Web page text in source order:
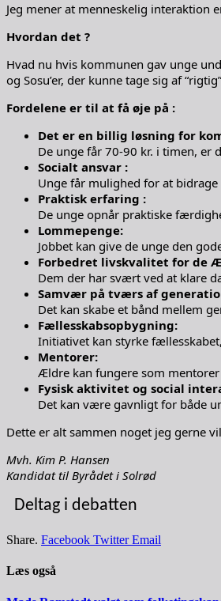
Jeg mener at menneskelig
Hvordan det ?
Hvad nu hvis kommunen gav unge
og Sosu’er, der kunne tage sig af
Fordelene er til at få øje på :
Det er en billig løsning for
De unge får 70-90 kr. i timen,
Socialt ansvar :
Unge får mulighed for at
Praktisk erfaring :
De unge opnår praktiske
Lommepenge:
Jobbet kan give de unge den
Forbedret livskvalitet for de
Dem der har svært ved at klare
Samvær på tværs af
Det kan skabe et bånd mellem
Fællesskabsopbygning:
Initiativet kan styrke
Mentorer:
Ældre kan fungere som
Fysisk aktivitet og social
Det kan være gavnligt for både
Dette er alt sammen noget jeg gerne
Mvh. Kim P. Hansen
Kandidat til Byrådet i Solrød
Deltag i debatten
Share. Facebook Twitter Email
Læs også